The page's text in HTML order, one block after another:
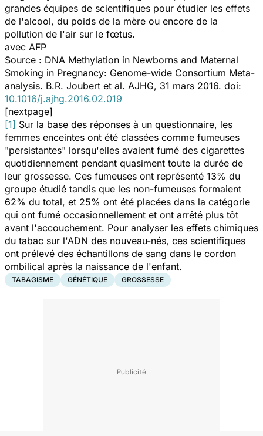
grandes équipes de scientifiques pour étudier les effets
de l'alcool, du poids de la mère ou encore de la
pollution de l'air sur le fœtus.
avec AFP
Source : DNA Methylation in Newborns and Maternal
Smoking in Pregnancy: Genome-wide Consortium Meta-
analysis. B.R. Joubert et al. AJHG, 31 mars 2016. doi:
10.1016/j.ajhg.2016.02.019
[nextpage]
[1] Sur la base des réponses à un questionnaire, les
femmes enceintes ont été classées comme fumeuses
"persistantes" lorsqu'elles avaient fumé des cigarettes
quotidiennement pendant quasiment toute la durée de
leur grossesse. Ces fumeuses ont représenté 13% du
groupe étudié tandis que les non-fumeuses formaient
62% du total, et 25% ont été placées dans la catégorie
qui ont fumé occasionnellement et ont arrêté plus tôt
avant l'accouchement. Pour analyser les effets chimiques
du tabac sur l'ADN des nouveau-nés, ces scientifiques
ont prélevé des échantillons de sang dans le cordon
ombilical après la naissance de l'enfant.
TABAGISME GÉNÉTIQUE GROSSESSE